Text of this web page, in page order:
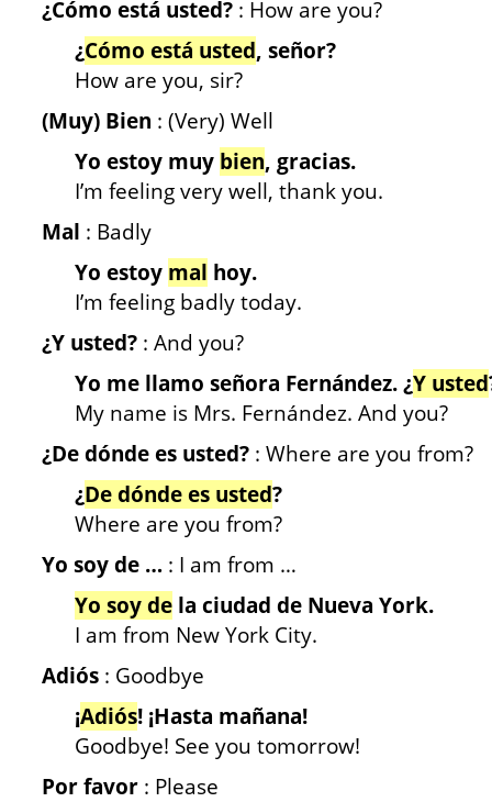
¿Cómo está usted? : How are you?
¿Cómo está usted, señor?
How are you, sir?
(Muy) Bien : (Very) Well
Yo estoy muy bien, gracias.
I’m feeling very well, thank you.
Mal : Badly
Yo estoy mal hoy.
I’m feeling badly today.
¿Y usted? : And you?
Yo me llamo señora Fernández. ¿Y usted
My name is Mrs. Fernández. And you?
¿De dónde es usted? : Where are you from?
¿De dónde es usted?
Where are you from?
Yo soy de … : I am from …
Yo soy de la ciudad de Nueva York.
I am from New York City.
Adiós : Goodbye
¡Adiós! ¡Hasta mañana!
Goodbye! See you tomorrow!
Por favor : Please